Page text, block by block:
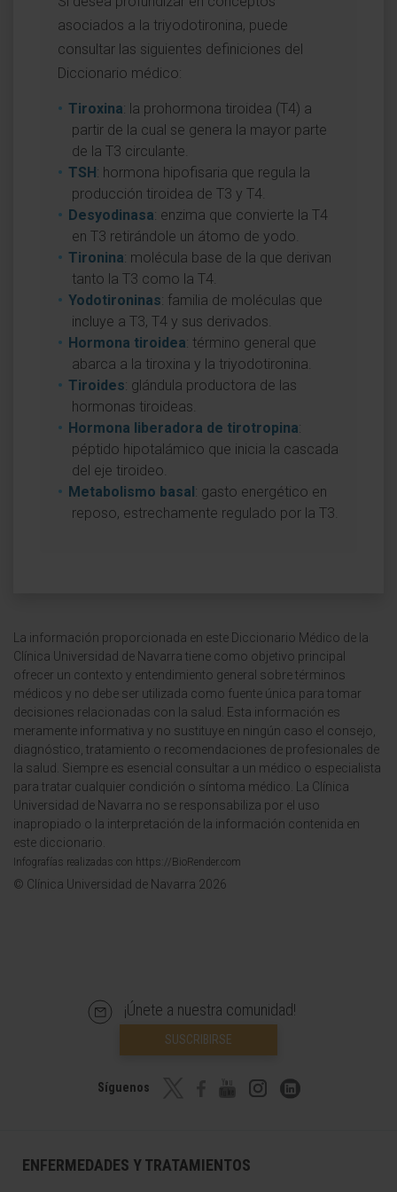
asociados a la triyodotironina, puede
consultar las siguientes definiciones del
Diccionario médico:
Tiroxina: la prohormona tiroidea (T4) a
partir de la cual se genera la mayor parte
de la T3 circulante.
TSH: hormona hipofisaria que regula la
producción tiroidea de T3 y T4.
Desyodinasa: enzima que convierte la T4
en T3 retirándole un átomo de yodo.
Tironina: molécula base de la que derivan
tanto la T3 como la T4.
Yodotironinas: familia de moléculas que
incluye a T3, T4 y sus derivados.
Hormona tiroidea: término general que
abarca a la tiroxina y la triyodotironina.
Tiroides: glándula productora de las
hormonas tiroideas.
Hormona liberadora de tirotropina:
péptido hipotalámico que inicia la cascada
del eje tiroideo.
Metabolismo basal: gasto energético en
reposo, estrechamente regulado por la T3.
La información proporcionada en este Diccionario Médico de la
Clínica Universidad de Navarra tiene como objetivo principal
ofrecer un contexto y entendimiento general sobre términos
médicos y no debe ser utilizada como fuente única para tomar
decisiones relacionadas con la salud. Esta información es
meramente informativa y no sustituye en ningún caso el consejo,
diagnóstico, tratamiento o recomendaciones de profesionales de
la salud. Siempre es esencial consultar a un médico o especialista
para tratar cualquier condición o síntoma médico. La Clínica
Universidad de Navarra no se responsabiliza por el uso
inapropiado o la interpretación de la información contenida en
este diccionario.
Infografías realizadas con https://BioRender.com
© Clínica Universidad de Navarra 2026
¡Únete a nuestra comunidad!
SUSCRIBIRSE
Síguenos
ENFERMEDADES Y TRATAMIENTOS